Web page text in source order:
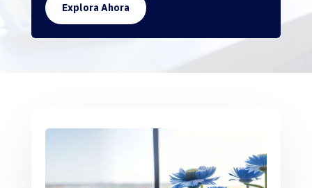
Explora Ahora